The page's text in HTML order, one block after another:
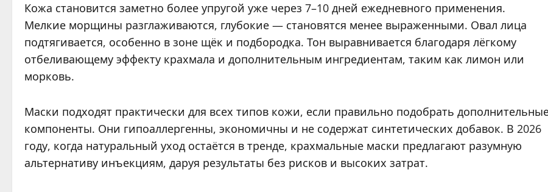
Кожа становится заметно более упругой уже через 7–10 дней ежедневного применения.
Мелкие морщины разглаживаются, глубокие — становятся менее выраженными. Овал лица
подтягивается, особенно в зоне щёк и подбородка. Тон выравнивается благодаря лёгкому
отбеливающему эффекту крахмала и дополнительным ингредиентам, таким как лимон или
морковь.
Маски подходят практически для всех типов кожи, если правильно подобрать
компоненты. Они гипоаллергенны, экономичны и не содержат синтетических добавок. В 2026
году, когда натуральный уход остаётся в тренде, крахмальные маски предлагают разумную
альтернативу инъекциям, даруя результаты без рисков и высоких затрат.